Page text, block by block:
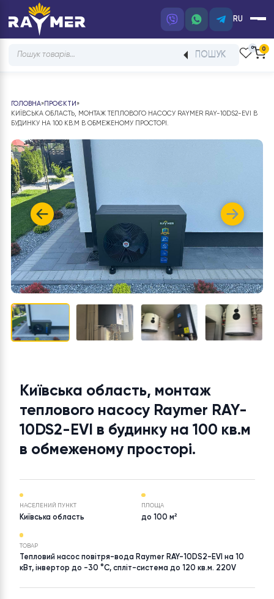
RU
Products
ПОШУК
ГОЛОВНА»ПРОЄКТИ»
КИЇВСЬКА ОБЛАСТЬ, МОНТАЖ ТЕПЛОВОГО НАСОСУ RAYMER RAY-10DS2-
Київська область, монтаж
теплового насосу Raymer RAY-
10DS2-EVI в будинку на 100
в обмеженому просторі.
Київська область